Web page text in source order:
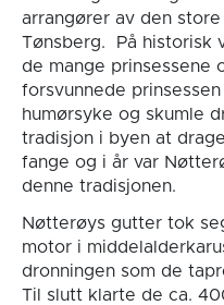
arrangører av den
Tønsberg. På historisk
de mange prinsessene
forsvunnede
humørsyke og skumle
tradisjon i byen at
fange og i år var
denne tradisjonen.
Nøtterøys gutter tok
motor i
dronningen som de
Til slutt klarte de ca.